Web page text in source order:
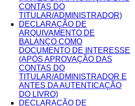
CONTAS DO
TITULAR/ADMINISTRADOR)
DECLARAÇÃO DE
ARQUIVAMENTO DE
BALANÇO COMO
DOCUMENTO DE INTERESSE
(APÓS APROVAÇÃO DAS
CONTAS DO
TITULAR/ADMINISTRADOR E
ANTES DA AUTENTICAÇÃO
DO LIVRO)
DECLARAÇÃO DE